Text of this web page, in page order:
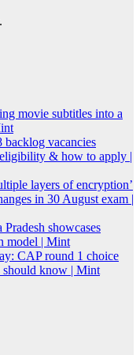
movie subtitles into a
vacancies
& how to apply |
layers of encryption’
in 30 August exam |
showcases
model | Mint
CAP round 1 choice
should know | Mint